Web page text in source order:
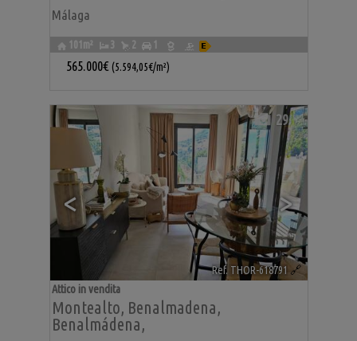
Málaga
101m² 3 2 1
565.000€ (5.594,05€/m²)
< >
29
Ref. THOR-618791 🔗
Montealto, Benalmadena,
Benalmádena,
Attico in vendita